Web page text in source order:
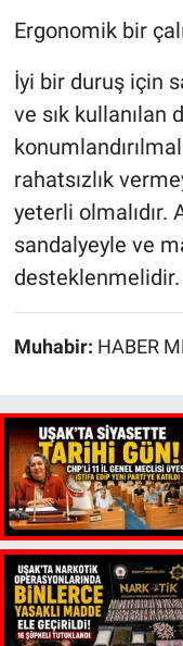
Ergonomik bir
İyi bir duruş için
ve sık kullanılan
rahatsızlık
yeterli olmalıdır.
sandalyeyle ve
desteklenmelidir.
Muhabir: HABER